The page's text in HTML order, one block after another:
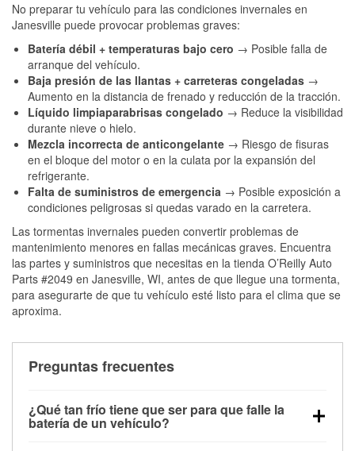
No preparar tu vehículo para las condiciones invernales en
Janesville puede provocar problemas graves:
Batería débil + temperaturas bajo cero → Posible falla de
arranque del vehículo.
Baja presión de las llantas + carreteras congeladas →
Aumento en la distancia de frenado y reducción de la tracción.
Líquido limpiaparabrisas congelado → Reduce la visibilidad
durante nieve o hielo.
Mezcla incorrecta de anticongelante → Riesgo de fisuras
en el bloque del motor o en la culata por la expansión del
refrigerante.
Falta de suministros de emergencia → Posible exposición a
condiciones peligrosas si quedas varado en la carretera.
Las tormentas invernales pueden convertir problemas de
mantenimiento menores en fallas mecánicas graves. Encuentra
las partes y suministros que necesitas en la tienda O’Reilly Auto
Parts #2049 en Janesville, WI, antes de que llegue una tormenta,
para asegurarte de que tu vehículo esté listo para el clima que se
aproxima.
Preguntas frecuentes
¿Qué tan frío tiene que ser para que falle la
batería de un vehículo?